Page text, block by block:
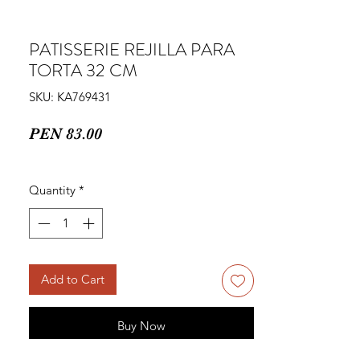
PATISSERIE REJILLA PARA
TORTA 32 CM
SKU: KA769431
PEN 83.00Price
Quantity *
Add to Cart
Buy Now